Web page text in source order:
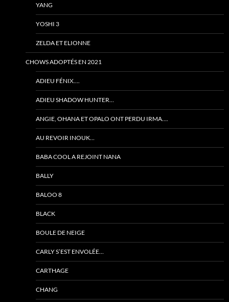
YANG
YOSHI 3
ZELDA ET ELIONNE
CHOWS ADOPTÉS EN 2021
ADIEU FÉNIX….
ADIEU SHADOW HUNTER…
ANGIE, OHANA ET OPALO ONT PERDU IRMA….
AU REVOIR INOUK…
BABA COOL A REJOINT NANA
BALLY
BALOO 8
BLACK
BOULE DE NEIGE
CARLY S’EST ENVOLÉE…
CARTHAGE
CHANG